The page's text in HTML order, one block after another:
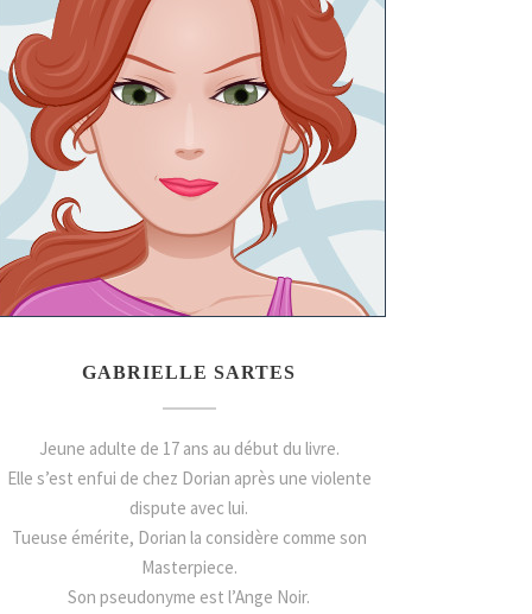
GABRIELLE SARTES
Jeune adulte de 17 ans au début du livre.
Elle s’est enfui de chez Dorian après une violente
dispute avec lui.
Tueuse émérite, Dorian la considère comme son
Masterpiece.
Son pseudonyme est l’Ange Noir.